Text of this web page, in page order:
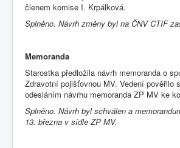
členem komise I. Krpálková.
Splněno. Návrh změny byl na ČNV CTIF
Memoranda
Starostka předložila návrh memoranda o
Zdravotní pojišťovnou MV. Vedení pověřilo
odesláním návrhu memoranda ZP MV ke
Splněno. Návrh byl schválen a
13. března v sídle ZP MV.